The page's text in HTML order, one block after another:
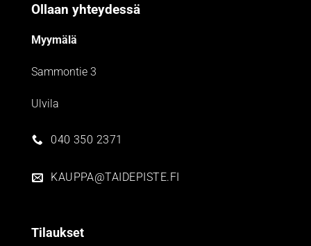
Ollaan yhteydessä
Myymälä
Sammontie 3
Ulvila
040 350 2371
KAUPPA@TAIDEPISTE.FI
Tilaukset